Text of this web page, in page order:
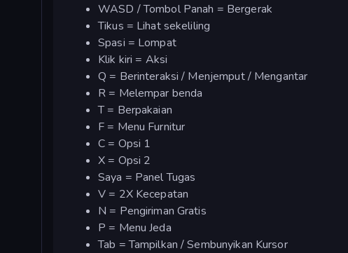
WASD / Tombol Panah = Bergerak
Tikus = Lihat sekeliling
Spasi = Lompat
Klik kiri = Aksi
Q = Berinteraksi / Menjemput / Mengantar
R = Melempar benda
T = Berpakaian
F = Menu Furnitur
C = Opsi 1
X = Opsi 2
Saya = Panel Tugas
V = 2X Kecepatan
N = Pengiriman Gratis
P = Menu Jeda
Tab = Tampilkan / Sembunyikan Kursor